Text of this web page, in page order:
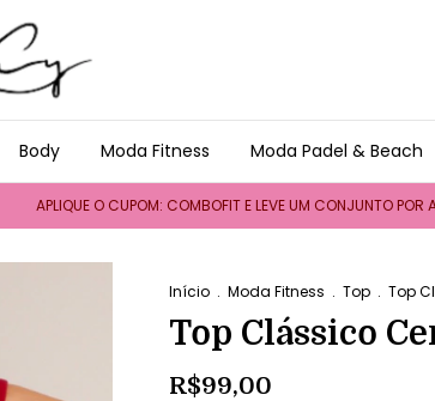
Body Moda Fitness Moda Padel & Beach
APLIQUE O CUPOM: COMBOFIT E LEVE UM CONJUNTO POR
Início . Moda Fitness . Top . Top
Top Clássico
R$99,00